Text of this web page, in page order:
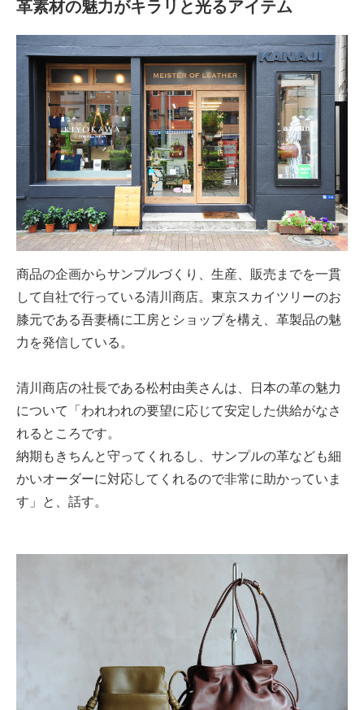
革素材の魅力がキラリと光るアイテム
商品の企画からサンプルづくり、生産、販売までを一貫
して自社で行っている清川商店。東京スカイツリーのお
膝元である吾妻橋に工房とショップを構え、革製品の魅
力を発信している。
清川商店の社長である松村由美さんは、日本の革の魅力
について「われわれの要望に応じて安定した供給がなさ
れるところです。
納期もきちんと守ってくれるし、サンプルの革なども細
かいオーダーに対応してくれるので非常に助かっていま
す」と、話す。